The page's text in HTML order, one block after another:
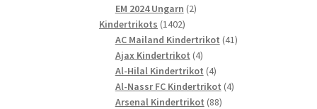
Produkte
EM 2024 Ungarn 22
Kindertrikots 14021402
Produkte
AC Mailand Kindertrikot 4141
Ajax Kindertrikot 44
Produkte
Al-Hilal Kindertrikot 44
Produkte
Al-Nassr FC Kindertrikot 44
Arsenal Kindertrikot 8888